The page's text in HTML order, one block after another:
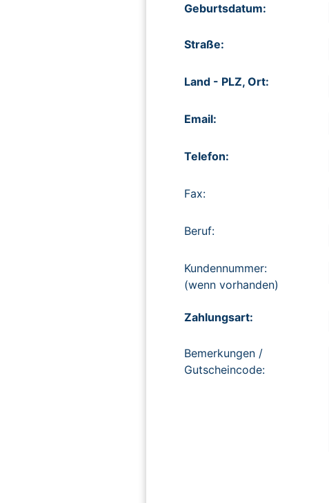
Geburtsdatum:
Straße:
Land - PLZ, Ort:
Email:
Telefon:
Fax:
Beruf:
Kundennummer:
(wenn vorhanden)
Zahlungsart:
Bemerkungen /
Gutscheincode: